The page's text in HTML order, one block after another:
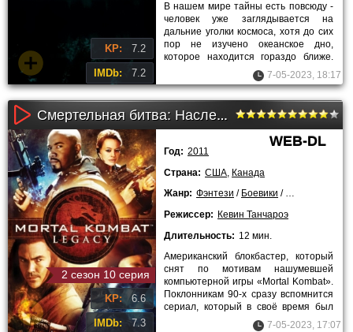
KP: 7.2
IMDb: 7.2
В нашем мире тайны есть повсюду -
человек уже заглядывается на
дальние уголки космоса, хотя до сих
пор не изучено океанское дно,
которое находится гораздо ближе.
Впрочем, как мы узнаем из7-05-2023, 18:17
Смертельная битва: Наследие 1 сезон (1-9 серия)
2 сезон 10 серия
KP: 6.6
IMDb: 7.3
WEB-DL
Год: 2011
Страна: США Канада
Жанр: Фэнтези / Боевики / Триллеры
Режиссер: Кевин Танчароэ
Длительность: 12 мин.
Американский блокбастер, который
снят по мотивам нашумевшей
компьютерной игры «Mortal Kombat».
Поклонникам 90-х сразу вспомнится
сериал, который в своё время был
настоящим шедевром. 7-05-2023, 17:07